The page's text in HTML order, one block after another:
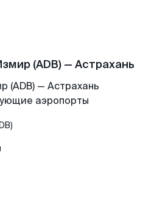
(ADB) — Астрахань
(ADB) — Астрахань
аэропорты